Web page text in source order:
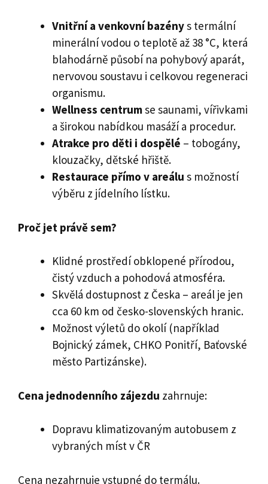
Vnitřní a venkovní bazénys termální
minerální vodou o teplotě až 38 °C, která
blahodárně působí na pohybový aparát,
nervovou soustavu i celkovou regeneraci
organismu.
Wellness centrumse saunami, vířivkami
a širokou nabídkou masáží a procedur.
Atrakce pro děti i dospělé – tobogány,
klouzačky, dětské hřiště.
Restaurace přímo v areálu s možností
výběru z jídelního lístku.
Proč jet právě sem?
Klidné prostředí obklopené přírodou,
čistý vzduch a pohodová atmosféra.
Skvělá dostupnost z Česka – areál je jen
cca 60 km od česko-slovenských hranic.
Možnost výletů do okolí (například
Bojnický zámek, CHKO Ponitří, Baťovské
město Partizánske).
Cena jednodenního zájezdu zahrnuje:
Dopravu klimatizovaným autobusem z
vybraných míst v ČR
Cena nezahrnuje vstupné do termálu.